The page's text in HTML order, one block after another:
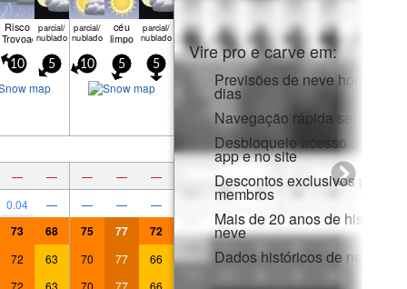
Risco
Trovoada
parcial/
nublado
parcial/
nublado
céu
limpo
parcial/
nublado
10 5 10 5 5
— — — — —
0.04 — — — —
73 68 75 77 72
72 63 70 77 66
72 63 70 77 66
Vire pro e carve em:
Previsões de neve horárias e
dias
Navegação rápida sem
Desbloqueie acesso
app e no site
Descontos exclusivos para
membros
Mais de 20 anos de histórico
neve
Dados históricos de neve